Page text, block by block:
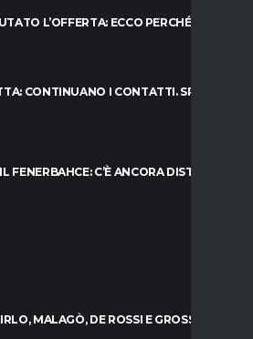
L’OFFERTA: ECCO PERCHÉ
CONTINUANO I CONTATTI. SPUNTA
FENERBAHCE: C’È ANCORA DISTANZA
MALAGÒ, DE ROSSI E GROSSO: VI